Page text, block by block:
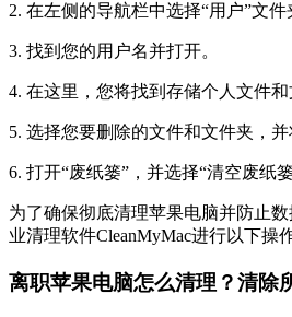
2. 在左侧的导航栏中选择“用户”文件
3. 找到您的用户名并打开。
4. 在这里，您将找到存储个人文件和
5. 选择您要删除的文件和文件夹，并
6. 打开“废纸篓”，并选择“清空废纸篓
为了确保彻底清理苹果电脑并防止
业清理软件CleanMyMac进行以下操
离职苹果电脑怎么清理？清除